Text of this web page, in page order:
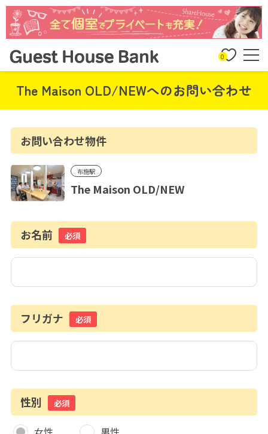
0
The Maison OLD/NEWへのお問い合わせ
お問い合わせ物件
布施駅
The Maison OLD/NEW
お名前 必須
フリガナ 必須
性別 必須